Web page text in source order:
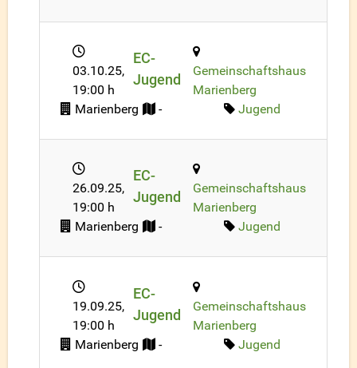
03.10.25,
19:00 h
EC-
Jugend
Gemeinschaftshaus
Marienberg
Marienberg
- Jugend
26.09.25,
19:00 h
EC-
Jugend
Gemeinschaftshaus
Marienberg
Marienberg
- Jugend
19.09.25,
19:00 h
EC-
Jugend
Gemeinschaftshaus
Marienberg
Marienberg
- Jugend